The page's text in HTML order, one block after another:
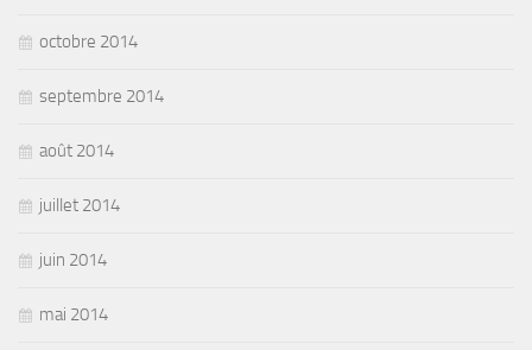
octobre 2014
septembre 2014
août 2014
juillet 2014
juin 2014
mai 2014